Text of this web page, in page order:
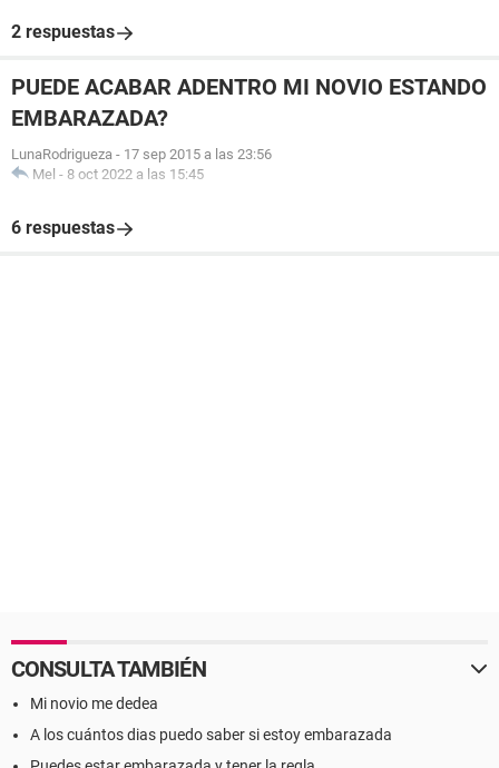
2 respuestas
PUEDE ACABAR ADENTRO MI NOVIO ESTANDO
EMBARAZADA?
LunaRodrigueza - 17 sep 2015 a las 23:56
Mel - 8 oct 2022 a las 15:45
6 respuestas
CONSULTA TAMBIÉN
Mi novio me dedea
A los cuántos dias puedo saber si estoy embarazada